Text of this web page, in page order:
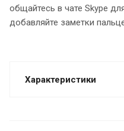
общайтесь в чате Skype
добавляйте заметки
Характеристики